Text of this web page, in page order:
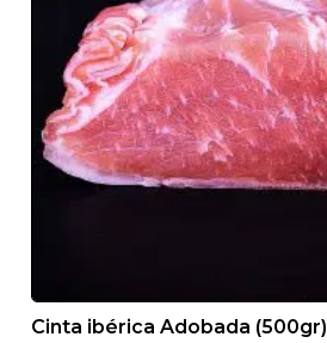
Cinta ibérica Adobada (500gr)